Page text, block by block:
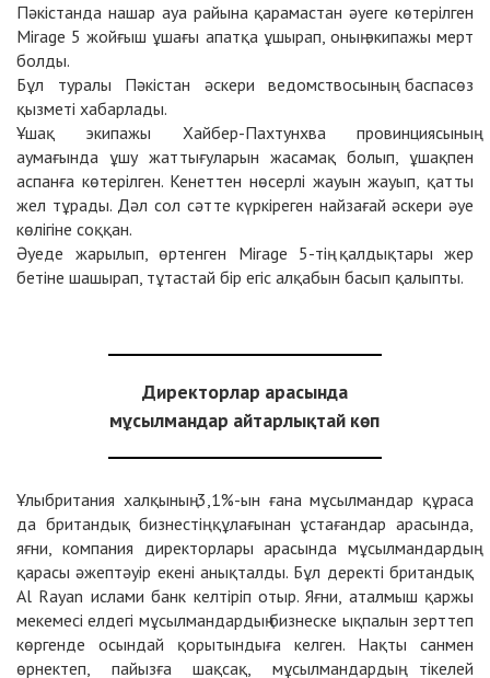
Пәкістанда нашар ауа райына қарамастан әуеге көтерілген
Mirage 5 жойғыш ұшағы апатқа ұшырап, оның экипажы мерт
болды.
Бұл туралы Пәкістан әскери ведомствосының баспасөз
қызметі хабарлады.
Ұшақ экипажы Хайбер-Пахтунхва провинциясының
аумағында ұшу жаттығуларын жасамақ болып, ұшақпен
аспанға көтерілген. Кенеттен нөсерлі жауын жауып, қатты
жел тұрады. Дәл сол сәтте күркіреген найзағай әскери әуе
көлігіне соққан.
Әуеде жарылып, өртенген Mirage 5-тің қалдықтары жер
бетіне шашырап, тұтастай бір егіс алқабын басып қалыпты.
Директорлар арасында
мұсылмандар айтарлықтай көп
Ұлыбритания халқының 3,1%-ын ғана мұсылмандар құраса
да британдық бизнестің құлағынан ұстағандар арасында,
яғни, компания директорлары арасында мұсылмандардың
қарасы әжептәуір екені анықталды. Бұл деректі британдық
Al Rayan ислами банк келтіріп отыр. Яғни, аталмыш қаржы
мекемесі елдегі мұсылмандардың бизнеске ықпалын зерттеп
көргенде осындай қорытындыға келген. Нақты санмен
өрнектеп, пайызға шақсақ, мұсылмандардың тікелей